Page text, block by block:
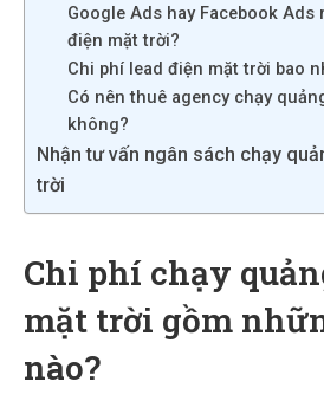
Google Ads hay Facebook Ads
điện mặt trời?
Chi phí lead điện mặt trời bao
Có nên thuê agency chạy
không?
Nhận tư vấn ngân sách chạy
trời
Chi phí chạy
mặt trời gồm
nào?